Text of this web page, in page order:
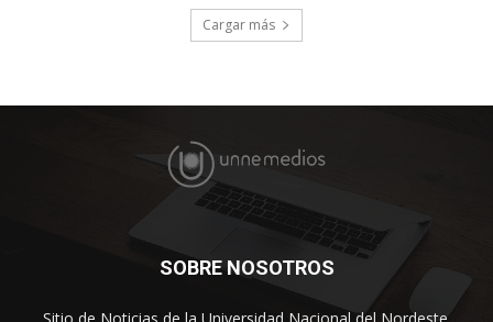
Cargar más
SOBRE NOSOTROS